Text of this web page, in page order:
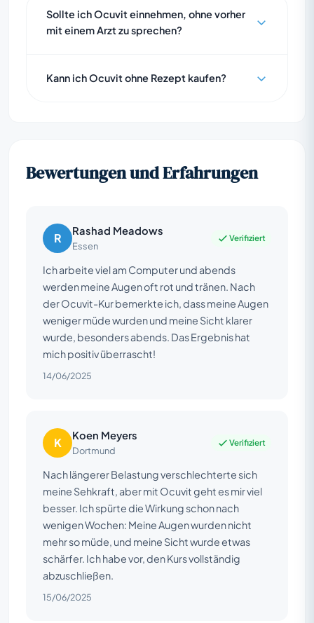
Sollte ich Ocuvit einnehmen, ohne vorher
mit einem Arzt zu sprechen?
Kann ich Ocuvit ohne Rezept kaufen?
Bewertungen und Erfahrungen
R Rashad Meadows
Essen
Verifiziert
Ich arbeite viel am Computer und abends
werden meine Augen oft rot und tränen. Nach
der Ocuvit-Kur bemerkte ich, dass meine Augen
weniger müde wurden und meine Sicht klarer
wurde, besonders abends. Das Ergebnis hat
mich positiv überrascht!
14/06/2025
K Koen Meyers
Dortmund
Verifiziert
Nach längerer Belastung verschlechterte sich
meine Sehkraft, aber mit Ocuvit geht es mir viel
besser. Ich spürte die Wirkung schon nach
wenigen Wochen: Meine Augen wurden nicht
mehr so müde, und meine Sicht wurde etwas
schärfer. Ich habe vor, den Kurs vollständig
abzuschließen.
15/06/2025